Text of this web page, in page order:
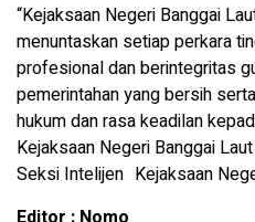
“Kejaksaan Negeri Banggai
menuntaskan setiap perkara
profesional dan berintegritas
pemerintahan yang bersih
hukum dan rasa keadilan
Kejaksaan Negeri Banggai
Seksi Intelijen Kejaksaan